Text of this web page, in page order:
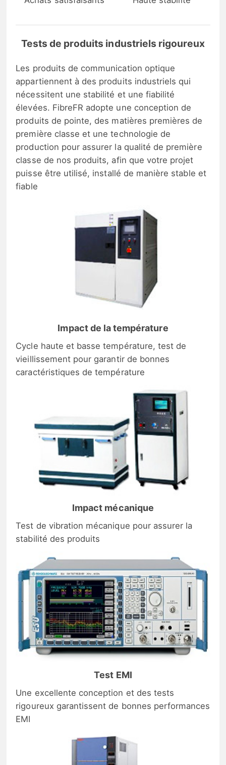
Tests de produits industriels rigoureux
Les produits de communication optique
appartiennent à des produits industriels qui
nécessitent une stabilité et une fiabilité
élevées. FibreFR adopte une conception de
produits de pointe, des matières premières de
première classe et une technologie de
production pour assurer la qualité de première
classe de nos produits, afin que votre projet
puisse être utilisé, installé de manière stable et
fiable
Impact de la température
Cycle haute et basse température, test de
vieillissement pour garantir de bonnes
caractéristiques de température
Impact mécanique
Test de vibration mécanique pour assurer la
stabilité des produits
Test EMI
Une excellente conception et des tests
rigoureux garantissent de bonnes performances
EMI